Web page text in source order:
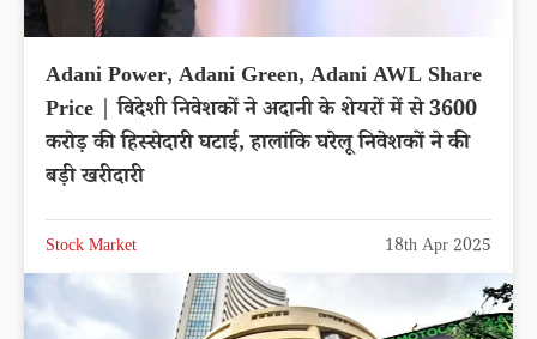
Adani Power, Adani Green, Adani AWL Share
Price | विदेशी निवेशकों ने अदानी के शेयरों में से 3600
करोड़ की हिस्सेदारी घटाई, हालांकि घरेलू निवेशकों ने की
बड़ी खरीदारी
Stock Market 18th Apr 2025